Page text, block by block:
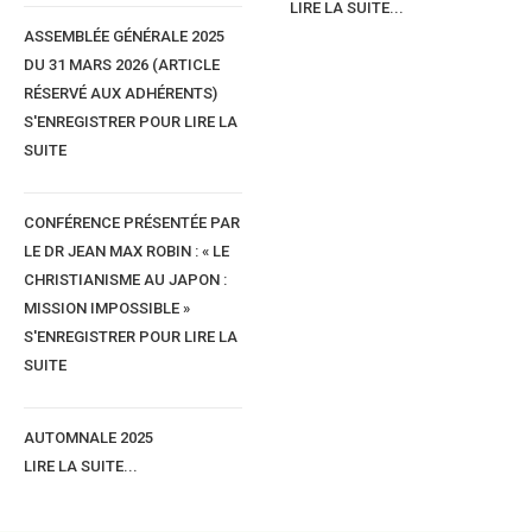
ASSEMBLÉE GÉNÉRALE 2025
DU 31 MARS 2026 (ARTICLE
RÉSERVÉ AUX ADHÉRENTS)
S'ENREGISTRER POUR LIRE LA
SUITE
CONFÉRENCE PRÉSENTÉE PAR
LE DR JEAN MAX ROBIN : « LE
CHRISTIANISME AU JAPON :
MISSION IMPOSSIBLE »
S'ENREGISTRER POUR LIRE LA
SUITE
AUTOMNALE 2025
LIRE LA SUITE...
LIRE LA SUITE...
Rew nahuk njegu